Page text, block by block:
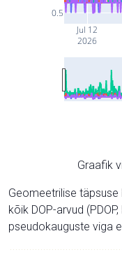
Jul 12
2026
0.5
Graafik
Geomeetrilise täpsuse
kõik DOP-arvud
pseudokauguste viga